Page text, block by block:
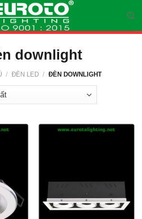
downlight
/ ĐÈN LED / ĐÈN DOWNLIGHT